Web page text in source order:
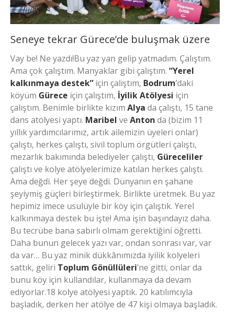
Seneye tekrar Gürece’de buluşmak üzere
Vay be! Ne yazdı!Bu yaz yan gelip yatmadım. Çalıştım.
Ama çok çalıştım. Manyaklar gibi çalıştım. “Yerel
kalkınmaya destek” için çalıştım, Bodrum’daki
köyüm Gürece için çalıştım, İyilik Atölyesi için
çalıştım. Benimle birlikte kızım Alya da çalıştı, 15 tane
dans atölyesi yaptı. Maribel ve Anton da (bizim 11
yıllık yardımcılarımız, artık ailemizin üyeleri onlar)
çalıştı, herkes çalıştı, sivil toplum örgütleri çalıştı,
mezarlık bakımında belediyeler çalıştı, Güreceliler
çalıştı ve kolye atölyelerimize katılan herkes çalıştı.
Ama değdi. Her şeye değdi. Dünyanın en şahane
şeyiymiş güçleri birleştirmek. Birlikte üretmek. Bu yaz
hepimiz imece usulüyle bir köy için çalıştık. Yerel
kalkınmaya destek bu işte! Ama işin başındayız daha.
Bu tecrübe bana sabırlı olmam gerektiğini öğretti.
Daha bunun gelecek yazı var, ondan sonrası var, var
da var… Bu yaz minik dükkânımızda iyilik kolyeleri
sattık, geliri Toplum Gönüllüleri’ne gitti, onlar da
bunu köy için kullandılar, kullanmaya da devam
ediyorlar.18 kolye atölyesi yaptık. 20 katılımcıyla
başladık, derken her atölye de 47 kişi olmaya başladık.